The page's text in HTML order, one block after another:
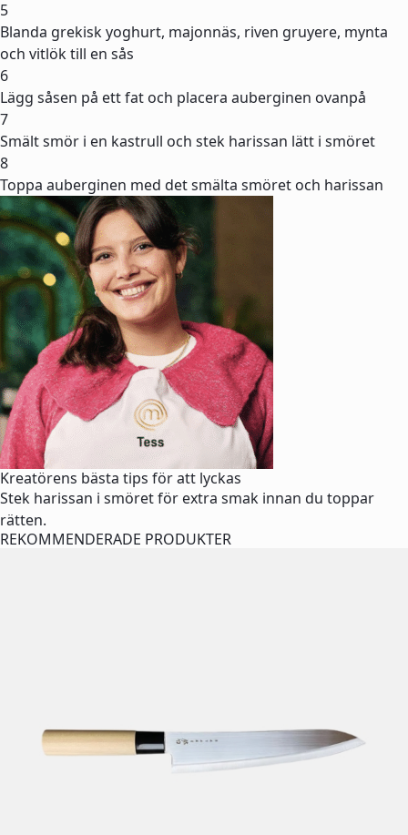
5
Blanda grekisk yoghurt, majonnäs, riven gruyere, mynta
och vitlök till en sås
6
Lägg såsen på ett fat och placera auberginen ovanpå
7
Smält smör i en kastrull och stek harissan lätt i smöret
8
Toppa auberginen med det smälta smöret och harissan
Kreatörens bästa tips för att lyckas
Stek harissan i smöret för extra smak innan du toppar
rätten.
REKOMMENDERADE PRODUKTER